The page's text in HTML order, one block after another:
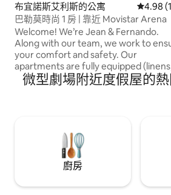
布宜諾斯艾利斯的公寓 從 138
4.98
巴勒莫時尚 1 房 | 靠近 Movistar Arena
Welcome! We’re Jean & Fernando.
Along with our team, we work to
your comfort and safety. Our
apartments are fully equipped
towels, toiletries, etc). We have prime
locations in Palermo, Recoleta, Puerto
we offer free luggage storage anytime
for early arrivals or late departures. Read
on to learn more about this property
the area. We’re happy to help!
微型劇場附近度假屋的
廚房